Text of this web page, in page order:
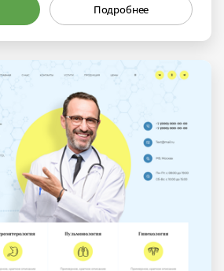
Подробнее